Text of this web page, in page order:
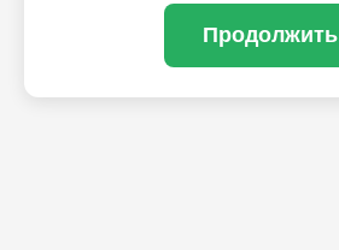
Продолжить